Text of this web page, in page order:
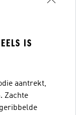
IS
aantrekt,
Zachte